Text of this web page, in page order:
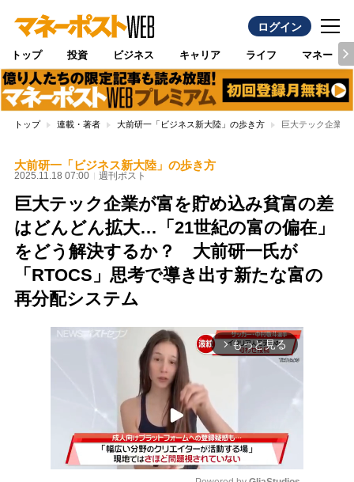
ログイン
トップ 投資 ビジネス キャリア ライフ マネー
トップ 連載・著者 大前研一「ビジネス新大陸」の歩き方 巨大テック企業
大前研一「ビジネス新大陸」の歩き方
2025.11.18 07:00 週刊ポスト
巨大テック企業が富を貯め込み貧富の差
はどんどん拡大…「21世紀の富の偏在」
をどう解決するか？ 大前研一氏が
「RTOCS」思考で導き出す新たな富の
再分配システム
arrow_forward_ios もっと見る